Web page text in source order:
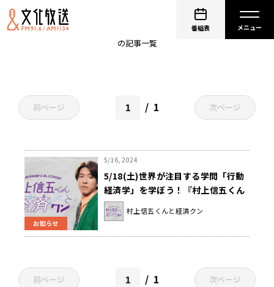
番組表
の記事一覧
前ページ 1 次ページ
お知らせ
5/16, 2024
5/18(土)世界が注目する学問「行動
経済学」を学ぼう！『村上信五くん
と経済クン』
村上信五くんと経済クン
前ページ 1 次ページ